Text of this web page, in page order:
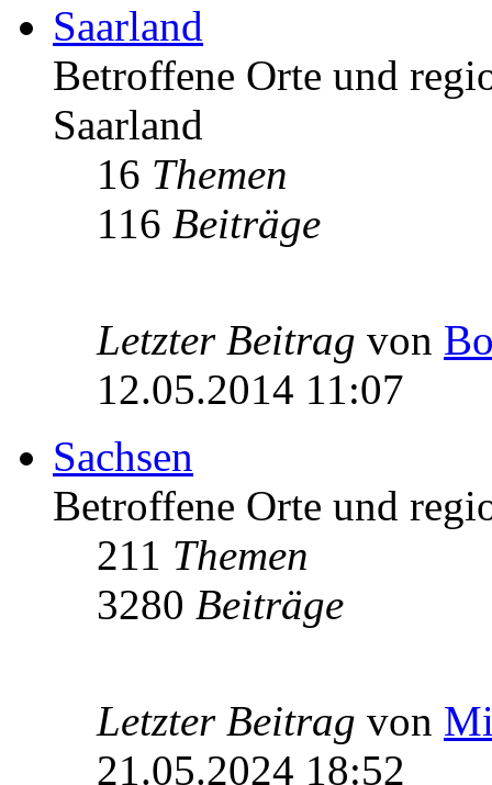
Saarland
Betroffene Orte und
Saarland
16 Themen
116 Beiträge
Letzter Beitrag von
12.05.2014 11:07
Sachsen
Betroffene Orte und
211 Themen
3280 Beiträge
Letzter Beitrag von
21.05.2024 18:52